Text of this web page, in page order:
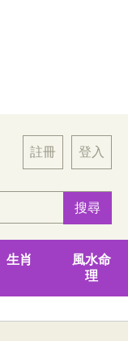
註冊 登入
生肖
風水命
理